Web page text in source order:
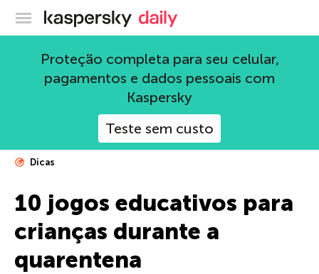
Blog oficial da Kaspersky
Proteção completa para seu celular,
pagamentos e dados pessoais com
Kaspersky
Teste sem custo
Dicas
10 jogos educativos para
crianças durante a
quarentena